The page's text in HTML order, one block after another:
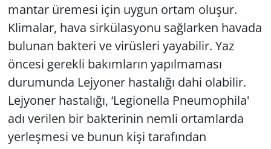
mantar üremesi için uygun ortam oluşur.
Klimalar, hava sirkülasyonu sağlarken havada
bulunan bakteri ve virüsleri yayabilir. Yaz
öncesi gerekli bakımların yapılmaması
durumunda Lejyoner hastalığı dahi olabilir.
Lejyoner hastalığı, ‘Legionella Pneumophila'
adı verilen bir bakterinin nemli ortamlarda
yerleşmesi ve bunun kişi tarafından